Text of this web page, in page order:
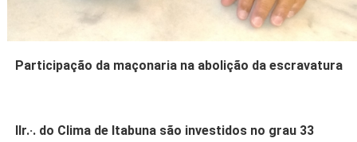
Participação da maçonaria na abolição da escravatura
IIr.·. do Clima de Itabuna são investidos no grau 33